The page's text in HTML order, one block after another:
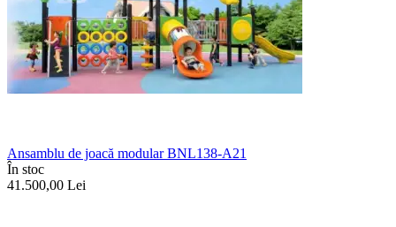
Ansamblu de joacă modular BNL138-A21
În stoc
41.500,00 Lei